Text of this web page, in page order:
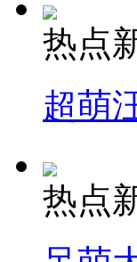
热点
超萌
热点